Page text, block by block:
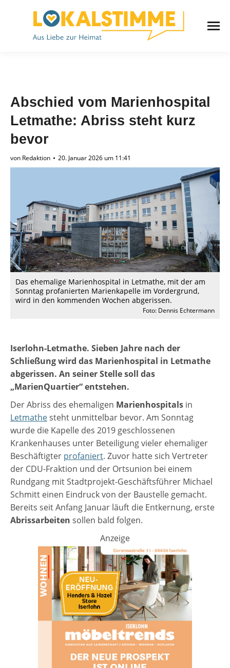
Abschied vom Marienhospital
Letmathe: Abriss steht kurz
bevor
von Redaktion 20. Januar 2026 um 11:41
Das ehemalige Marienhospital in Letmathe, mit der am
Sonntag profanierten Marienkapelle im Vordergrund,
wird in den kommenden Wochen abgerissen.
Foto: Dennis Echtermann
Iserlohn-Letmathe. Sieben Jahre nach der
Schließung wird das Marienhospital in Letmathe
abgerissen. An seiner Stelle soll das
„MarienQuartier“ entstehen.
Der Abriss des ehemaligen Marienhospitals in
Letmathesteht unmittelbar bevor. Am Sonntag
wurde die Kapelle des 2019 geschlossenen
Krankenhauses unter Beteiligung vieler ehemaliger
Beschäftigter profaniert. Zuvor hatte sich Vertreter
der CDU-Fraktion und der Ortsunion bei einem
Rundgang mit Stadtprojekt-Geschäftsführer Michael
Schmitt einen Eindruck von der Baustelle gemacht.
Bereits seit Anfang Januar läuft die Entkernung, erste
Abrissarbeiten sollen bald folgen.
Anzeige